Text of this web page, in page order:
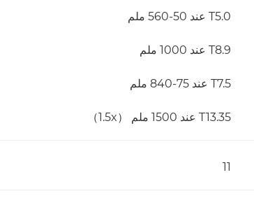
T5.0 عند 50-560 ملم
T8.9 عند 1000 ملم
T7.5 عند 75-840 ملم
T13.35 عند 1500 ملم （1.5x）
11